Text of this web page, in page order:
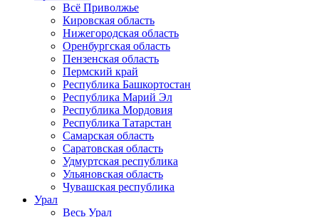
Всё Приволжье
Кировская область
Нижегородская область
Оренбургская область
Пензенская область
Пермский край
Республика Башкортостан
Республика Марий Эл
Республика Мордовия
Республика Татарстан
Самарская область
Саратовская область
Удмуртская республика
Ульяновская область
Чувашская республика
Урал
Весь Урал